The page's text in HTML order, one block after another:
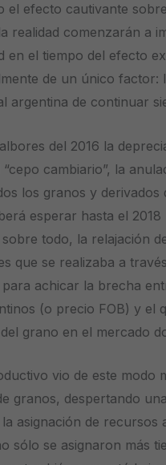
el efecto cautivante
realidad comenzarán a
en el tiempo del efecto
de un único factor:
argentina de continuar
del 2016 la
“cepo cambiario”, la
los granos y
esperar hasta el
todo, la relajación
que se realizaba a
achicar la brecha
(o precio FOB) y el
grano en el mercado
vio de este modo
granos, despertando
asignación de recursos
sólo se asignaron más